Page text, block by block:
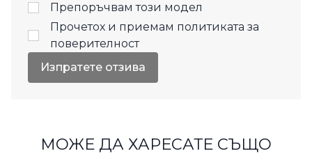
Препоръчвам този модел
Прочетох и приемам политиката за
поверителност
Изпратете отзива
МОЖЕ ДА ХАРЕСАТЕ СЪЩО